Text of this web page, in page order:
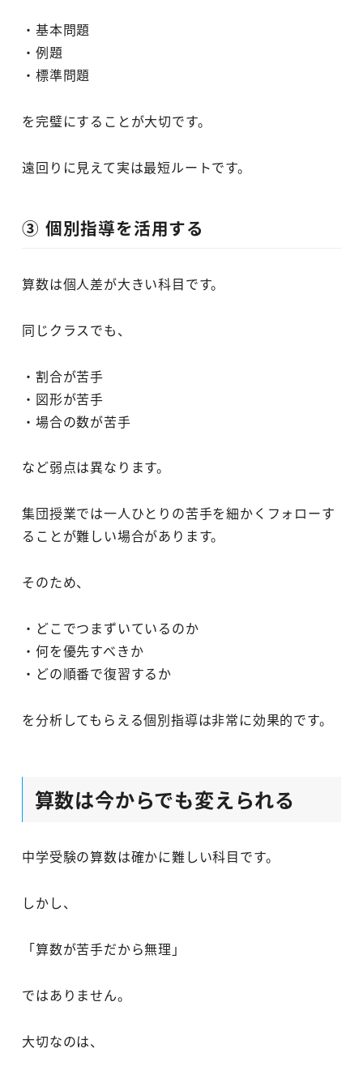
・基本問題
・例題
・標準問題
を完璧にすることが大切です。
遠回りに見えて実は最短ルートです。
③ 個別指導を活用する
算数は個人差が大きい科目です。
同じクラスでも、
・割合が苦手
・図形が苦手
・場合の数が苦手
など弱点は異なります。
集団授業では一人ひとりの苦手を細かくフォローす
ることが難しい場合があります。
そのため、
・どこでつまずいているのか
・何を優先すべきか
・どの順番で復習するか
を分析してもらえる個別指導は非常に効果的です。
算数は今からでも変えられる
中学受験の算数は確かに難しい科目です。
しかし、
「算数が苦手だから無理」
ではありません。
大切なのは、